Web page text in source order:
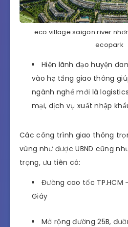
eco village saigon river
ecopark
Hiện lãnh đạo huyện
vào hạ tầng giao thông
ngành nghề mới là
mại, dịch vụ xuất nhập
Các công trình giao thông
vùng như được UBND cũng
trọng, ưu tiên có:
Đường cao tốc TP.HCM
Giây
Mở rộng đường 25B,